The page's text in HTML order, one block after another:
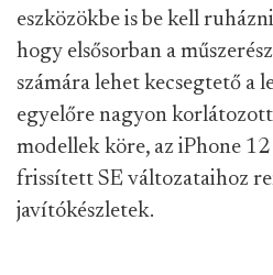
eszközökbe is be kell
hogy elsősorban a
számára lehet kecsegtető a
egyelőre nagyon
modellek köre, az iPhone
frissített SE változataihoz
javítókészletek.